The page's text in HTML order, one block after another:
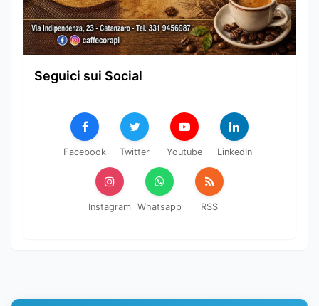
Seguici sui Social
Facebook Twitter Youtube LinkedIn
Instagram Whatsapp RSS